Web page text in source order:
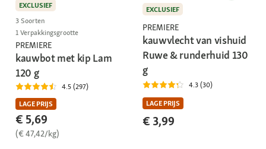
EXCLUSIEF
3 Soorten
1 Verpakkingsgrootte
PREMIERE
kauwbot met kip Lam
120 g
4.5 (297)
LAGE PRIJS
€ 5,69
(€ 47,42/kg)
EXCLUSIEF
PREMIERE
kauwvlecht van vishuid
Ruwe & runderhuid 130
g
4.3 (30)
LAGE PRIJS
€ 3,99